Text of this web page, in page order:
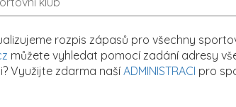
rozpis zápasů pro všechny
můžete vyhledat pomocí zadání adresy
Využijte zdarma našíADMINISTRACI pro